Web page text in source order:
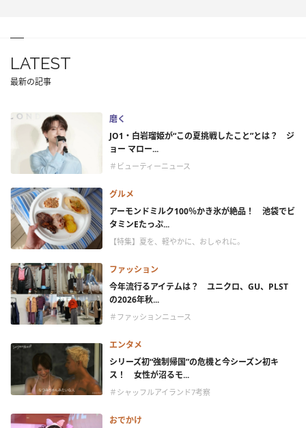
LATEST
最新の記事
磨く
JO1・白岩瑠姫が“この夏挑戦したこと”とは？ ジ
ョー マロー...
＃ビューティーニュース
グルメ
アーモンドミルク100％かき氷が絶品！ 池袋でビ
タミンEたっぷ...
【特集】夏を、軽やかに、おしゃれに。
ファッション
今年流行るアイテムは？ ユニクロ、GU、PLST
の2026年秋...
＃ファッションニュース
エンタメ
シリーズ初“強制帰国”の危機と今シーズン初キ
ス！ 女性が沼るモ...
＃シャッフルアイランド7考察
おでかけ